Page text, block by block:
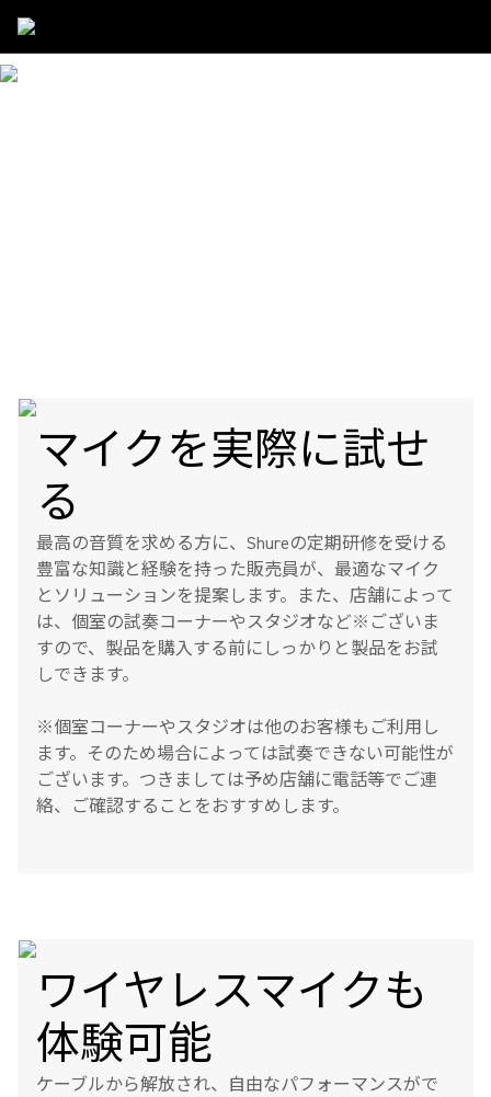
マイクを実際に試せ
る
最高の音質を求める方に、Shureの定期研修を受ける
豊富な知識と経験を持った販売員が、最適なマイク
とソリューションを提案します。また、店舗によって
は、個室の試奏コーナーやスタジオなど※ございま
すので、製品を購入する前にしっかりと製品をお試
しできます。
※個室コーナーやスタジオは他のお客様もご利用し
ます。そのため場合によっては試奏できない可能性が
ございます。つきましては予め店舗に電話等でご連
絡、ご確認することをおすすめします。
ワイヤレスマイクも
体験可能
ケーブルから解放され、自由なパフォーマンスがで